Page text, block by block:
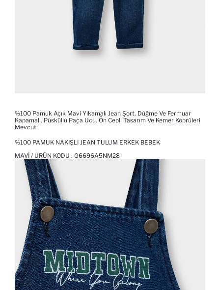
%100 Pamuk Açık Mavi Yıkamalı Jean Şort. Düğme Ve Fermuar
Kapamalı. Püsküllü Paça Ucu. Ön Cepli Tasarım Ve Kemer Köprüleri
Mevcut.
%100 PAMUK NAKIŞLI JEAN TULUM ERKEK BEBEK
MAVI / ÜRÜN KODU : G6696A5NM28